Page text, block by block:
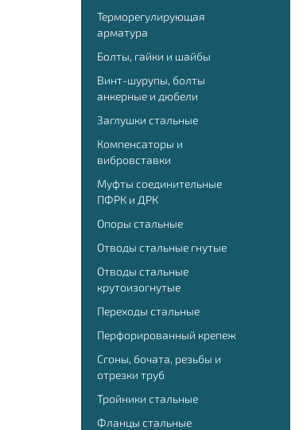
Терморегулирующая
арматура
Болты, гайки и шайбы
Винт-шурупы, болты
анкерные и дюбели
Заглушки стальные
Компенсаторы и
вибровставки
Муфты соединительные
ПФРК и ДРК
Опоры стальные
Отводы стальные гнутые
Отводы стальные
крутоизогнутые
Переходы стальные
Перфорированный крепеж
Сгоны, бочата, резьбы и
отрезки труб
Тройники стальные
Фланцы стальные